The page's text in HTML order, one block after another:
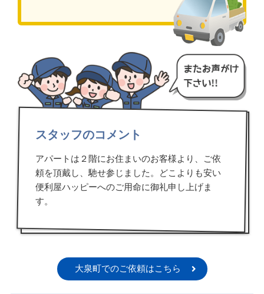
スタッフのコメント
アパートは２階にお住まいのお客様より、ご依
頼を頂戴し、馳せ参じました。どこよりも安い
便利屋ハッピーへのご用命に御礼申し上げま
す。
大泉町でのご依頼はこちら